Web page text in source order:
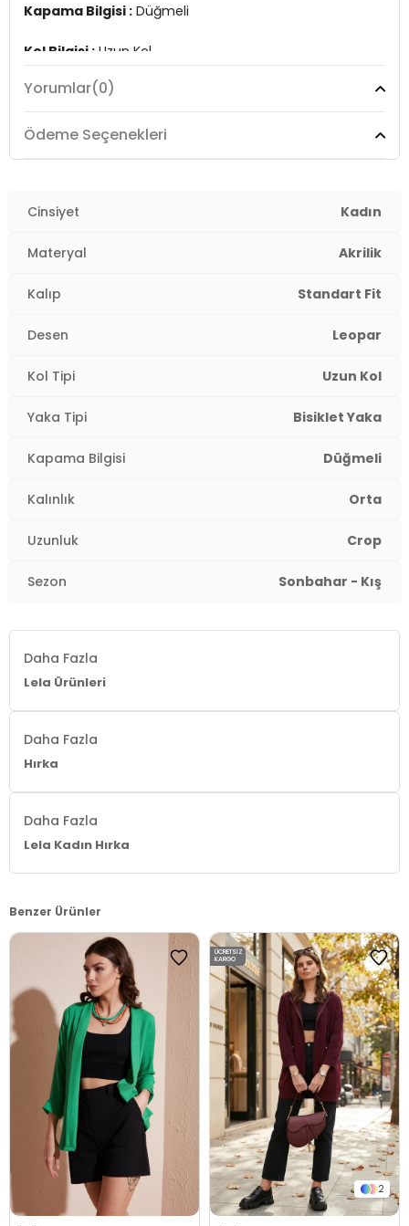
Kapama Bilgisi : Düğmeli
Kol Bilgisi : Uzun Kol
Kalıp Bilgisi :Standart Fit
Manken Ölçüsü :Boy : 1.78 cm / Göğüs : 89 cm / Bel :
2DK4614502.147
Yorumlar(0)
Ödeme Seçenekleri
Cinsiyet Kadın
Materyal Akrilik
Kalıp Standart Fit
Desen Leopar
Kol Tipi Uzun Kol
Yaka Tipi Bisiklet Yaka
Kapama Bilgisi Düğmeli
Kalınlık Orta
Uzunluk Crop
Sezon Sonbahar - Kış
Daha Fazla
Lela Ürünleri
Daha Fazla
Hırka
Daha Fazla
Lela Kadın Hırka
Benzer Ürünler
2
ÜCRETSIZ
KARGO